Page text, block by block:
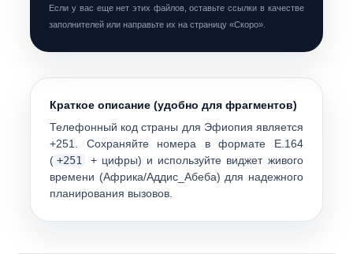
Если у вас еще нет этих файлов, оставьте ссылки в качестве
заполнителей или направьте их на страницу «Скоро».
Краткое описание (удобно для фрагментов)
Телефонный код страны для Эфиопия является
+251
. Сохраняйте номера в формате E.164
( +251
+ цифры) и используйте виджет живого
времени (Африка/Аддис_Абеба) для надежного
планирования вызовов.